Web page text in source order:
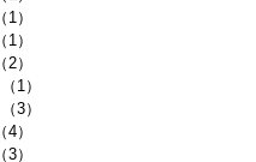
（1）
（1）
（2）
（1）
（3）
（4）
（3）